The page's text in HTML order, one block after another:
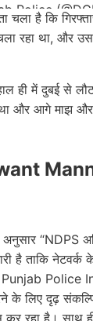
Police
चला है कि
रहा था, और
ही में दुबई से
था और आगे माझ और
Mann
“NDPS
है ताकि नेटवर्क
Punjab Police
के लिए दृढ़
कर रहा है। साथ